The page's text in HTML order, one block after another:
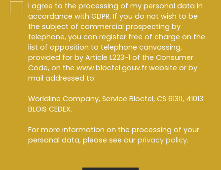
I agree to the processing of my personal data in
accordance with GDPR. If you do not wish to be
the subject of commercial prospecting by
telephone, you can register free of charge on the
list of opposition to telephone canvassing,
provided for by Article L223-1 of the Consumer
Code, on the www.bloctel.gouv.fr website or by
mail addressed to:
Worldline Company, Service Bloctel, CS 61311, 41013
BLOIS CEDEX.
For more information on the processing of your
personal data, please see our privacy policy.